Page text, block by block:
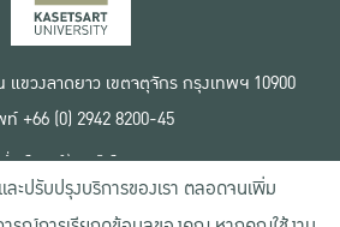
แขวงลาดยาว เขตจตุจักร กรุงเทพฯ 10900
+66 (0) 2942 8200-45
เงื่อนไขการใช้งานเว็บไซต์
ข้อตกลงด้านสิทธิ์ใช้งาน
นโยบายความเป็นส่วนตัว
ละปรับปรุงบริการของเรา ตลอดจนเพิ่ม